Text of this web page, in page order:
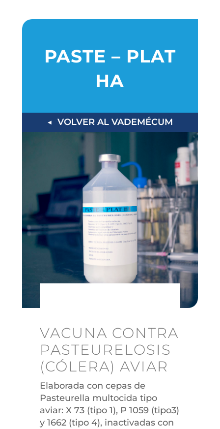
PASTE – PLAT
HA
◀ VOLVER AL VADEMÉCUM
VACUNA CONTRA
PASTEURELOSIS
(CÓLERA) AVIAR
Elaborada con cepas de
Pasteurella multocida tipo
aviar: X 73 (tipo 1), P 1059 (tipo3)
y 1662 (tipo 4), inactivadas con